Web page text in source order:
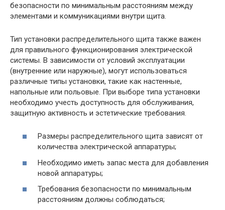
безопасности по минимальным расстояниям между
элементами и коммуникациями внутри щита.
Тип установки распределительного щита также важен
для правильного функционирования электрической
системы. В зависимости от условий эксплуатации
(внутренние или наружные), могут использоваться
различные типы установки, такие как настенные,
напольные или польовые. При выборе типа установки
необходимо учесть доступность для обслуживания,
защитную активность и эстетические требования.
Размеры распределительного щита зависят от
количества электрической аппаратуры;
Необходимо иметь запас места для добавления
новой аппаратуры;
Требования безопасности по минимальным
расстояниям должны соблюдаться;